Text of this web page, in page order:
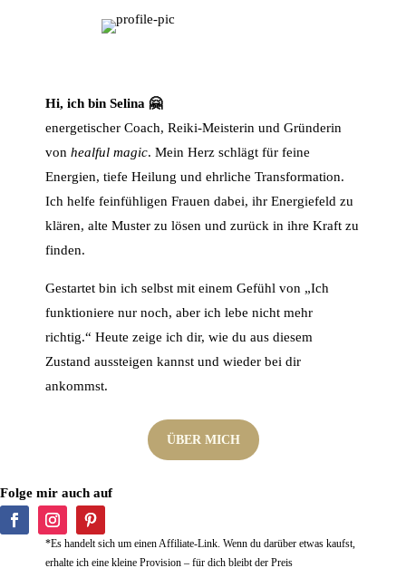
Hi, ich bin Selina 🤗
energetischer Coach, Reiki-Meisterin und Gründerin
von healful magic. Mein Herz schlägt für feine
Energien, tiefe Heilung und ehrliche Transformation.
Ich helfe feinfühligen Frauen dabei, ihr Energiefeld zu
klären, alte Muster zu lösen und zurück in ihre Kraft zu
finden.
Gestartet bin ich selbst mit einem Gefühl von „Ich
funktioniere nur noch, aber ich lebe nicht mehr
richtig.“ Heute zeige ich dir, wie du aus diesem
Zustand aussteigen kannst und wieder bei dir
ankommst.
ÜBER MICH
Folge mir auch auf
*Es handelt sich um einen Affiliate-Link. Wenn du darüber etwas kaufst,
erhalte ich eine kleine Provision – für dich bleibt der Preis